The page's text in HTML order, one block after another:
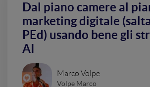
Dal piano camere al
marketing digitale
PEd) usando bene gli
AI
Marco Volpe
Volpe Marco